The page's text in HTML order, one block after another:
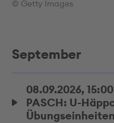
© Getty Images
September
08.09.2026,
PASCH: U-